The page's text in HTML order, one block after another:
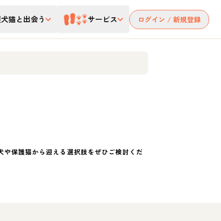
猫と出会う サービス ログイン / 新規登録
保護猫から迎える選択肢をぜひご検討くだ